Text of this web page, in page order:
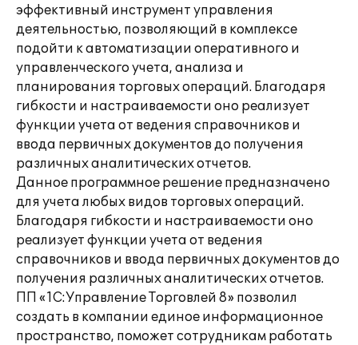
эффективный инструмент управления
деятельностью, позволяющий в комплексе
подойти к автоматизации оперативного и
управленческого учета, анализа и
планирования торговых операций. Благодаря
гибкости и настраиваемости оно реализует
функции учета от ведения справочников и
ввода первичных документов до получения
различных аналитических отчетов.
Данное программное решение предназначено
для учета любых видов торговых операций.
Благодаря гибкости и настраиваемости оно
реализует функции учета от ведения
справочников и ввода первичных документов до
получения различных аналитических отчетов.
ПП «1С:Управление Торговлей 8» позволил
создать в компании единое информационное
пространство, поможет сотрудникам работать